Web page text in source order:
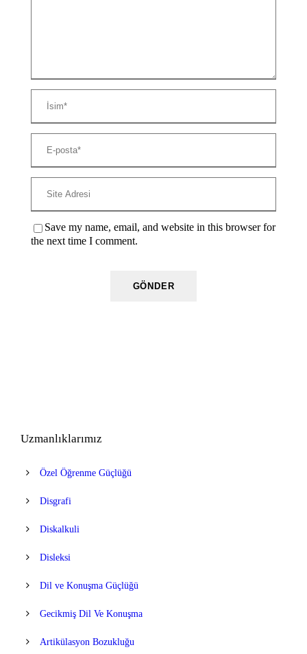
Save my name, email, and website in this browser for
the next time I comment.
Uzmanlıklarımız
Özel Öğrenme Güçlüğü
Disgrafi
Diskalkuli
Disleksi
Dil ve Konuşma Güçlüğü
Gecikmiş Dil Ve Konuşma
Artikülasyon Bozukluğu